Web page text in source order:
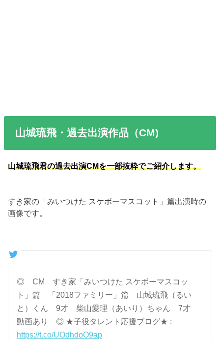
山城琉飛・過去出演作品（CM)
山城琉飛君の過去出演CMを一部抜粋でご紹介します。
すき家の「みいつけた スケボーマスコット」篇出演時の
画像です。
◎ CM すき家「みいつけた スケボーマスコッ
ト」篇 「2018ファミリー」篇 山城琉飛（るい
と）くん 9才 柴山愛理（あいり）ちゃん 7才
動画あり ◎ ★子役タレント応援ブログ★ :
https://t.co/UOdhdoO9ap